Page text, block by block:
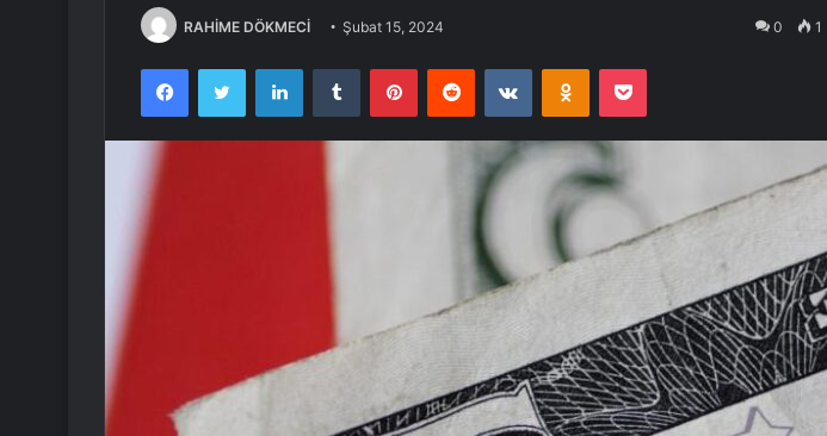
RAHİME DÖKMECİ Şubat 15, 2024 0 1
FacebookTwitter LinkedInTumblr PinterestReddit VKontakteOdnoklassniki
Pocket